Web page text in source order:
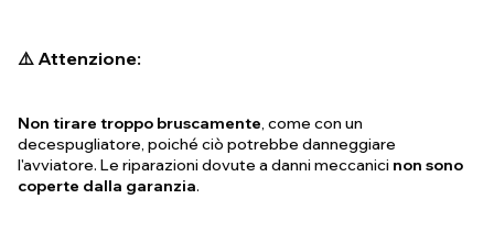
⚠️ Attenzione:
Non tirare troppo bruscamente, come con un
decespugliatore, poiché ciò potrebbe danneggiare
l'avviatore. Le riparazioni dovute a danni meccanici non sono
coperte dalla garanzia.